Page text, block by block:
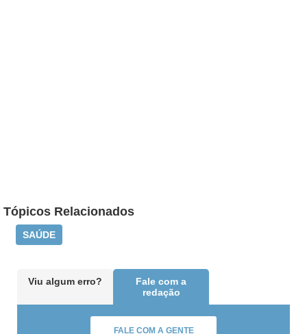
Tópicos Relacionados
SAÚDE
Viu algum erro?
Fale com a
redação
FALE COM A GENTE